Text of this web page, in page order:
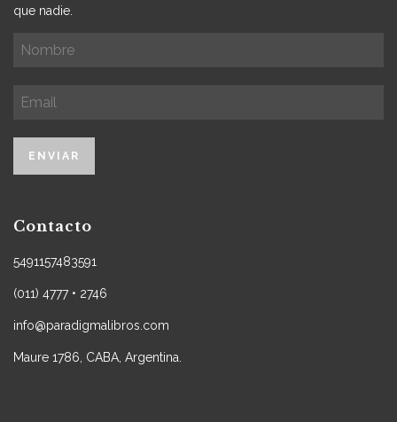
que nadie.
Contacto
5491157483591
(011) 4777 • 2746
info@paradigmalibros.com
Maure 1786, CABA, Argentina.